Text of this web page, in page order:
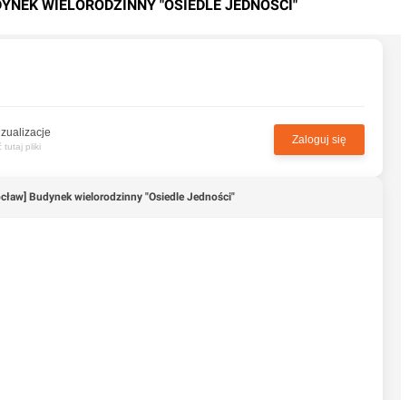
WIELORODZINNY "OSIEDLE JEDNOŚCI"
tutaj pliki
Zaloguj się
Budynek wielorodzinny "Osiedle Jedności"